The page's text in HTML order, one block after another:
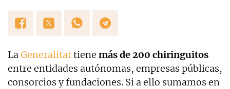
LaGeneralitattiene más de 200 chiringuitos
entre entidades autónomas, empresas públicas,
consorcios y fundaciones. Si a ello sumamos en